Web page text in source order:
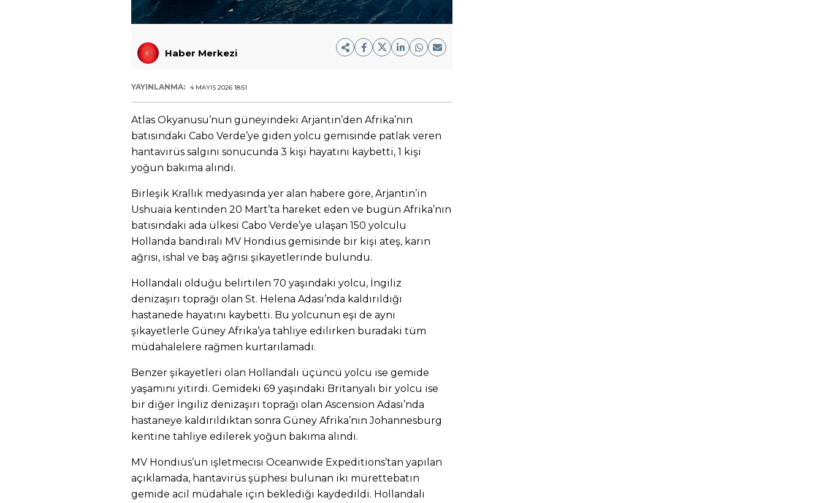
Haber Merkezi
YAYINLANMA: 4 MAYIS 2026 18:51
Atlas Okyanusu’nun güneyindeki Arjantin’den Afrika’nın
batısındaki Cabo Verde’ye giden yolcu gemisinde patlak veren
hantavirüs salgını sonucunda 3 kişi hayatını kaybetti, 1 kişi
yoğun bakıma alındı.
Birleşik Krallık medyasında yer alan habere göre, Arjantin’in
Ushuaia kentinden 20 Mart’ta hareket eden ve bugün Afrika’nın
batısındaki ada ülkesi Cabo Verde’ye ulaşan 150 yolculu
Hollanda bandıralı MV Hondius gemisinde bir kişi ateş, karın
ağrısı, ishal ve baş ağrısı şikayetlerinde bulundu.
Hollandalı olduğu belirtilen 70 yaşındaki yolcu, İngiliz
denizaşırı toprağı olan St. Helena Adası’nda kaldırıldığı
hastanede hayatını kaybetti. Bu yolcunun eşi de aynı
şikayetlerle Güney Afrika’ya tahliye edilirken buradaki tüm
müdahalelere rağmen kurtarılamadı.
Benzer şikayetleri olan Hollandalı üçüncü yolcu ise gemide
yaşamını yitirdi. Gemideki 69 yaşındaki Britanyalı bir yolcu ise
bir diğer İngiliz denizaşırı toprağı olan Ascension Adası’nda
hastaneye kaldırıldıktan sonra Güney Afrika’nın Johannesburg
kentine tahliye edilerek yoğun bakıma alındı.
MV Hondius’un işletmecisi Oceanwide Expeditions’tan yapılan
açıklamada, hantavirüs şüphesi bulunan iki mürettebatın
gemide acil müdahale için beklediği kaydedildi. Hollandalı